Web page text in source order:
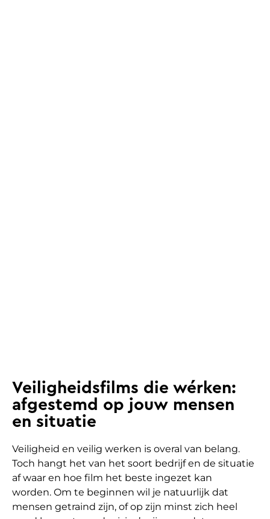
Veiligheidsfilms die wérken:
afgestemd op jouw mensen
en situatie
Veiligheid en veilig werken is overal van belang.
Toch hangt het van het soort bedrijf en de situatie
af waar en hoe film het beste ingezet kan
worden. Om te beginnen wil je natuurlijk dat
mensen getraind zijn, of op zijn minst zich heel